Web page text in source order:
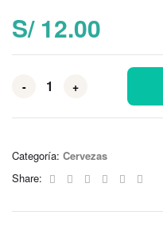
S/12.00
- +
Categoría: Cervezas
Share:
Facebook
TwitterLinkedinGoogle+Pinterest